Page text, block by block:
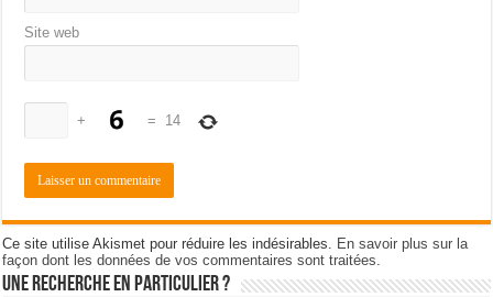
Site web
+ = 14
Ce site utilise Akismet pour réduire les indésirables. En savoir plus sur la
façon dont les données de vos commentaires sont traitées.
Une recherche en particulier ?